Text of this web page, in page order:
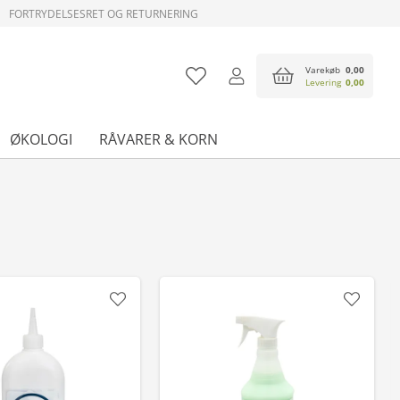
FORTRYDELSESRET OG RETURNERING
Varekøb 0,00
Levering 0,00
ØKOLOGI RÅVARER & KORN